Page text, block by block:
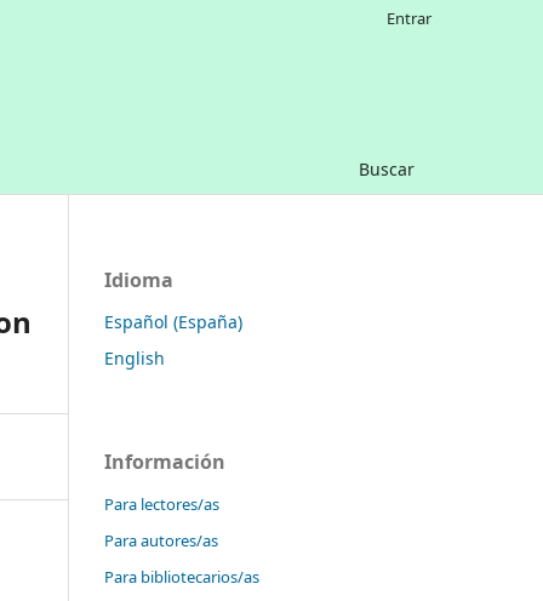
Buscar
Entrar
Idioma
Español (España)
English
Información
Para lectores/as
Para autores/as
Para bibliotecarios/as